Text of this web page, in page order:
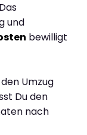
und
bewilligt
Umzug
Du den
nach